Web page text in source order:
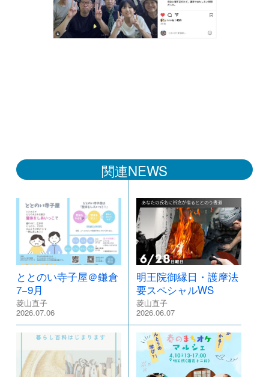
関連NEWS
ととのい寺子屋＠鎌倉
7−9月
菱山直子
2026.07.06
明王院御縁日・護摩法
要スペシャルWS
菱山直子
2026.06.07